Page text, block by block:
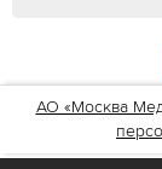
АО «Москва